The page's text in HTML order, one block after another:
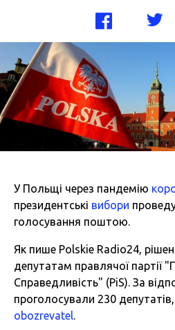
У Польщі через пандемію
президентські вибори
голосування поштою.
Як пише Polskie Radio24,
депутатам правлячої партії
Справедливість" (PiS). За
проголосували 230
obozrevatel.